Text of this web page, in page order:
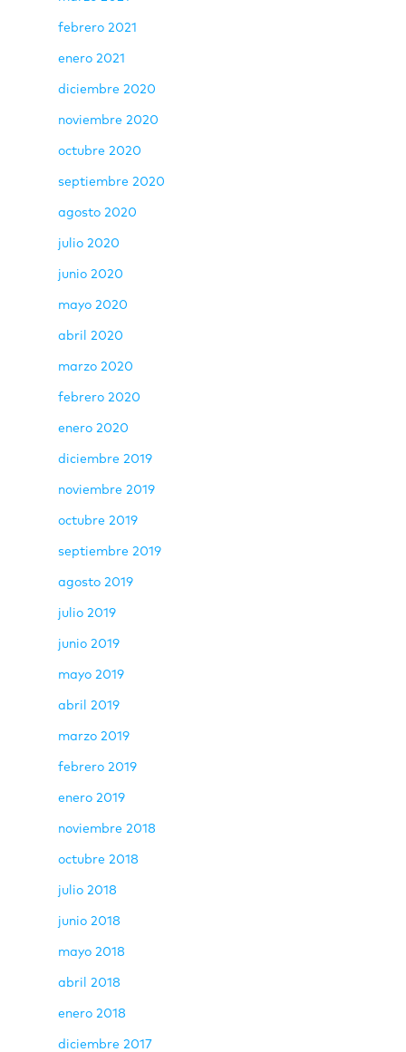
febrero 2021
enero 2021
diciembre 2020
noviembre 2020
octubre 2020
septiembre 2020
agosto 2020
julio 2020
junio 2020
mayo 2020
abril 2020
marzo 2020
febrero 2020
enero 2020
diciembre 2019
noviembre 2019
octubre 2019
septiembre 2019
agosto 2019
julio 2019
junio 2019
mayo 2019
abril 2019
marzo 2019
febrero 2019
enero 2019
noviembre 2018
octubre 2018
julio 2018
junio 2018
mayo 2018
abril 2018
enero 2018
diciembre 2017